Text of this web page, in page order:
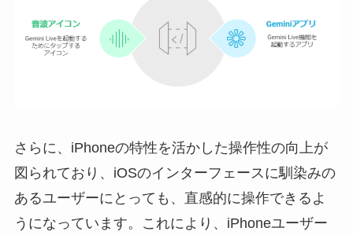
さらに、iPhoneの特性を活かした操作性の向上が
図られており、iOSのインターフェースに馴染みの
あるユーザーにとっても、直感的に操作できるよ
うになっています。これにより、iPhoneユーザー